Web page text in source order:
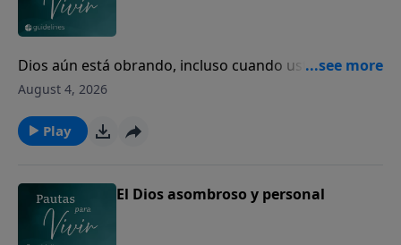
Dios aún está obrando, incluso cuando usted no
puede ver el final.
August 4, 2026
Play
El Dios asombroso y personal